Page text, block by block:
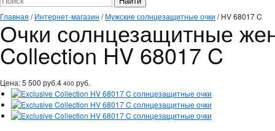
Главная /Интернет-магазин /Мужские солнцезащитные очки /HV 68017 C
Очки солнцезащитные
Collection HV 68017 C
Цена:5 500 руб.4 400 руб.